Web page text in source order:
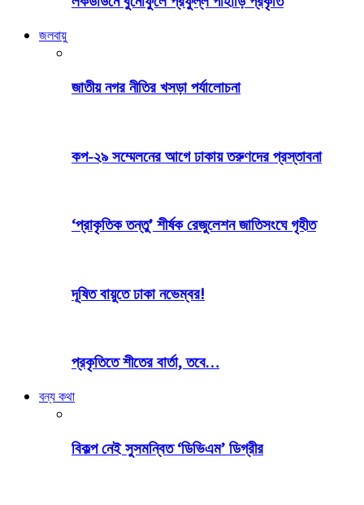
জলবায়ু
জাতীয় নগর নীতির খসড়া পর্যালোচনা
কপ-২৯ সম্মেলনের আগে ঢাকায় তরুণদের প্রস্তাবনা
‘প্রাকৃতিক তন্তু’ শীর্ষক রেজুলেশন জাতিসংঘে গৃহীত
দূষিত বায়ুতে ঢাকা নভেম্বর!
প্রকৃতিতে শীতের বার্তা, তবে…
বন্য কথা
বিকল্প নেই সুসমন্বিত ‘ডিভিএম’ ডিগ্রীর